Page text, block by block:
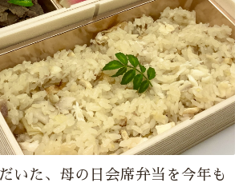
いた、母の日会席弁当を今年も